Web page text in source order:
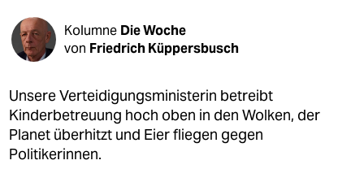
öko
gesellschaft
kultur
sport
berlin
Kolumne Die Woche
von Friedrich Küppersbusch
Unsere Verteidigungsministerin betreibt
Kinderbetreuung hoch oben in den Wolken, der
Planet überhitzt und Eier fliegen gegen
Politikerinnen.